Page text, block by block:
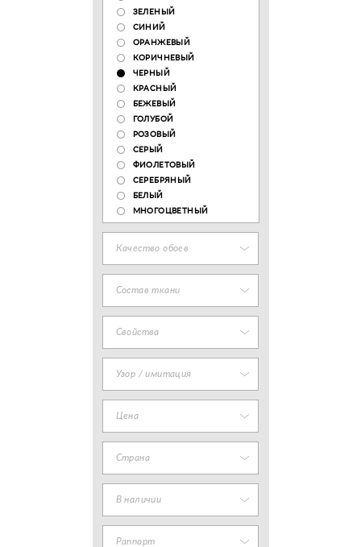
ЗЕЛЕНЫЙ
СИНИЙ
ОРАНЖЕВЫЙ
КОРИЧНЕВЫЙ
ЧЕРНЫЙ
КРАСНЫЙ
БЕЖЕВЫЙ
ГОЛУБОЙ
РОЗОВЫЙ
СЕРЫЙ
ФИОЛЕТОВЫЙ
СЕРЕБРЯНЫЙ
БЕЛЫЙ
МНОГОЦВЕТНЫЙ
Качество обоев
Состав ткани
Свойства
Узор / имитация
Цена
Страна
В наличии
Раппорт